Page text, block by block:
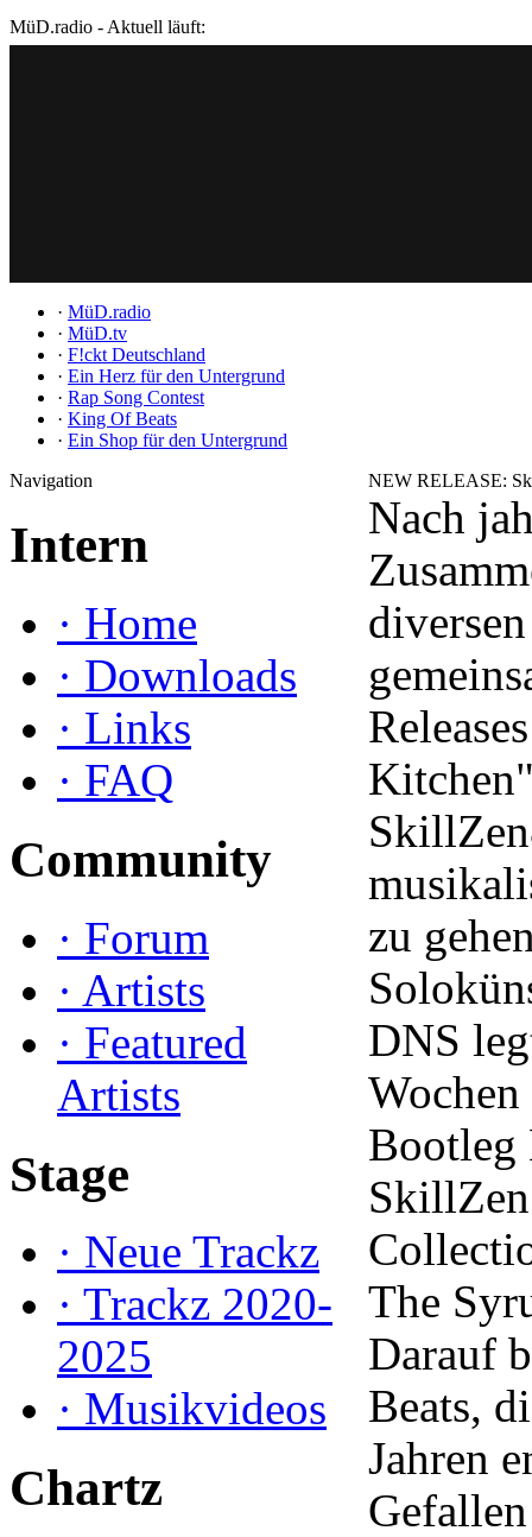
MüD.radio - Aktuell läuft:
· MüD.radio
· MüD.tv
· F!ckt Deutschland
· Ein Herz für den Untergrund
· Rap Song Contest
· King Of Beats
· Ein Shop für den Untergrund
Navigation
Intern
· Home
· Downloads
· Links
· FAQ
Community
· Forum
· Artists
· Featured
Artists
Stage
· Neue Trackz
· Trackz 2020-
2025
· Musikvideos
Chartz
NEW RELEASE:
Nach
diversen
zu
DNS
Bootleg
The
Darauf
Beats,
Jahren